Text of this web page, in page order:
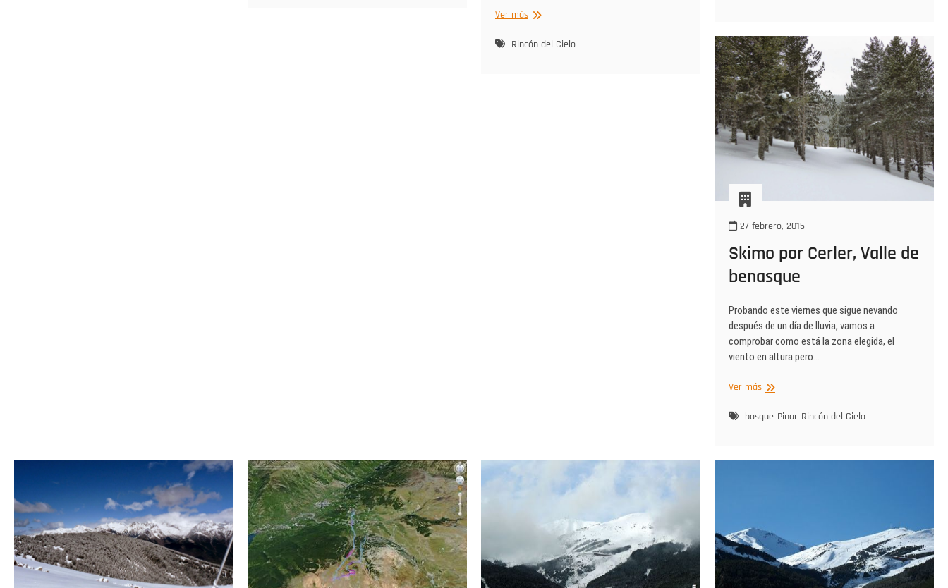
Ver másRincón
Cielo
Rincón del Cielo
2016,
todavía
le
falta
…
27 febrero, 2015
Skimo por Cerler, Valle de
benasque
Probando este viernes que sigue nevando
después de un día de lluvia, vamos a
comprobar como está la zona elegida, el
viento en altura pero…
Ver másSkimo
Cerler,
benasque
bosque Pinar Rincón del Cielo